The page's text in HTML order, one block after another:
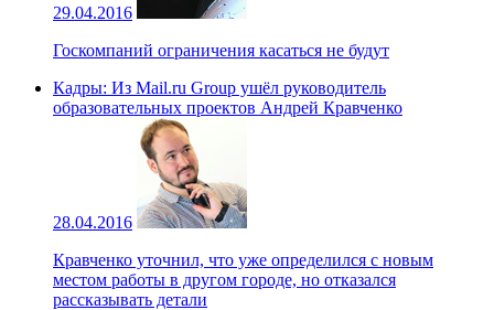
29.04.2016
Госкомпаний ограничения касаться не будут
Кадры: Из Mail.ru Group ушёл руководитель
образовательных проектов Андрей Кравченко
28.04.2016
Кравченко уточнил, что уже определился с новым
местом работы в другом городе, но отказался
рассказывать детали